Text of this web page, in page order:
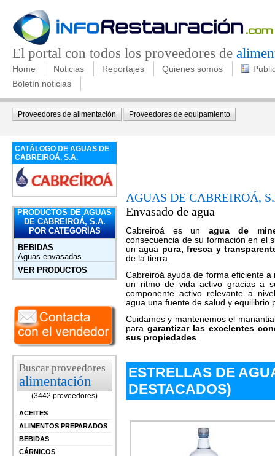
El portal con todos los proveedores de
Home Noticias Reportajes Quienes somos
Boletín noticias
Proveedores de alimentación Proveedores de equipamiento
CATÁLOGO DE AGUAS DE
CABREIROÁ, S.A.
PRODUCTOS DE AGUAS
DE CABREIROÁ, S.A.
POR CATEGORÍAS
BEBIDAS
Aguas envasadas
VER PRODUCTOS
Buscar proveedores
alimentación
(3442 proveedores)
ACEITES
ALIMENTOS PREPARADOS
BEBIDAS
CÁRNICOS
AGUAS DE CABREIROÁ,
Envasado de agua
Cabreiroá es unagua de
consecuencia de su formación en el
un agua pura, fresca y
de la tierra.
Cabreiroá ayuda de forma eficiente
un ritmo de vida activo gracias a
componente activo relevante a
agua una fuente de salud y equilibrio
Cuidamos y mantenemos el
para garantizar las excelentes
sus propiedades.
ESTRELLAS DE
DESTACADOS)